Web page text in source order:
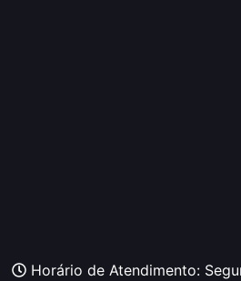
Horário de Atendimento: